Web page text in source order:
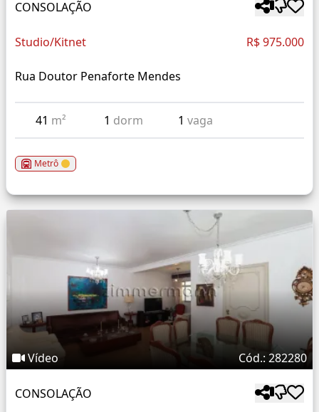
CONSOLAÇÃO
Studio/Kitnet R$ 975.000
Rua Doutor Penaforte Mendes
41 m² 1 dorm 1vaga
Metrô
Vídeo Cód.: 282280
CONSOLAÇÃO